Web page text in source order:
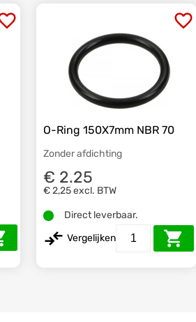
O-Ring 150X7mm NBR 70
Zonder afdichting
€ 2.25
€ 2,25excl. BTW
Direct leverbaar.
Vergelijken